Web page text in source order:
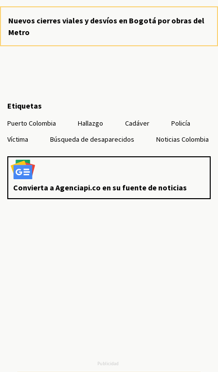
Nuevos cierres viales y desvíos en Bogotá por obras del
Metro
Etiquetas
Puerto Colombia Hallazgo Cadáver
Policía
Víctima
Búsqueda de desaparecidos Noticias Colombia
Convierta a Agenciapi.co en su fuente de noticias
Publicidad